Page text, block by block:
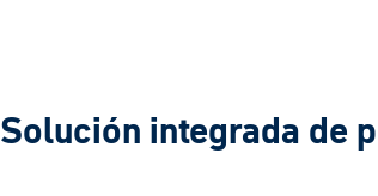
Solución integrada de